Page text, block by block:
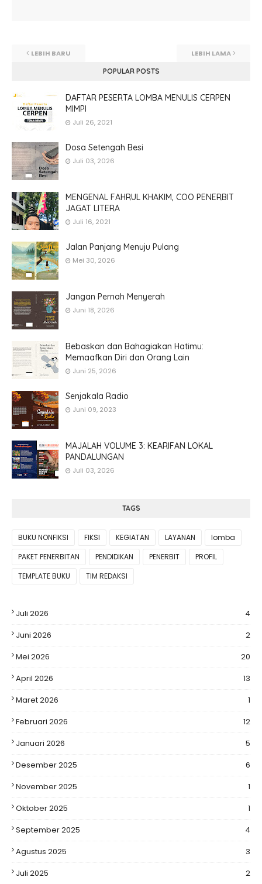
LEBIH BARU LEBIH LAMA
POPULAR POSTS
DAFTAR PESERTA LOMBA MENULIS CERPEN
MIMPI
Juli 26, 2021
Dosa Setengah Besi
Juli 03, 2026
MENGENAL FAHRUL KHAKIM, COO PENERBIT
JAGAT LITERA
Juli 16, 2021
Jalan Panjang Menuju Pulang
Mei 30, 2026
Jangan Pernah Menyerah
Juni 18, 2026
Bebaskan dan Bahagiakan Hatimu:
Memaafkan Diri dan Orang Lain
Juni 25, 2026
Senjakala Radio
Juni 09, 2023
MAJALAH VOLUME 3: KEARIFAN LOKAL
PANDALUNGAN
Juli 03, 2026
TAGS
BUKU NONFIKSI FIKSI KEGIATAN LAYANAN
lomba
PAKET PENERBITAN
PENDIDIKAN PENERBIT
PROFIL
TEMPLATE BUKU
TIM REDAKSI
Juli 2026
4
Juni 2026
2
Mei 2026
20
April 2026
13
Maret 2026
1
Februari 2026
12
Januari 2026
5
Desember 2025
6
November 2025
1
Oktober 2025
1
September 2025
4
Agustus 2025
3
Juli 2025
2